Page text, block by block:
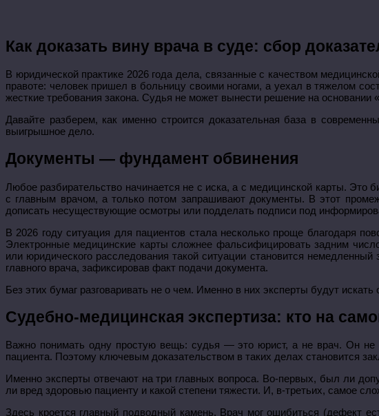
Как доказать вину врача в суде: сбор
В юридической практике 2026 года дела, связанные с качеством
правоте: человек пришел в больницу своими ногами, а уехал в тяжелом
жесткие требования закона. Судья не может вынести решение на
Давайте разберем, как именно строится доказательная база в
выигрышное дело.
Документы — фундамент обвинения
Любое разбирательство начинается не с иска, а с медицинской карты. Это
с главным врачом, а только потом запрашивают документы. В этот
дописать несуществующие осмотры или подделать подписи под
В 2026 году ситуация для пациентов стала несколько проще благодаря
Электронные медицинские карты сложнее фальсифицировать задним
или юридического расследования такой ситуации становится
главного врача, зафиксировав факт подачи документа.
Без этих бумаг разговаривать не о чем. Именно в них эксперты будут
Судебно-медицинская экспертиза: кто на
Важно понимать одну простую вещь: судья — это юрист, а не врач. Он не
пациента. Поэтому ключевым доказательством в таких делах становится
Именно эксперты отвечают на три главных вопроса. Во-первых, был ли
ли вред здоровью пациенту и какой степени тяжести. И, в-третьих, самое
Здесь кроется главный подводный камень. Врач мог ошибиться (дефект